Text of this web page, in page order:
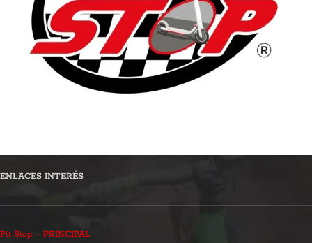
ENLACES INTERÉS
Pit Stop – PRINCIPAL